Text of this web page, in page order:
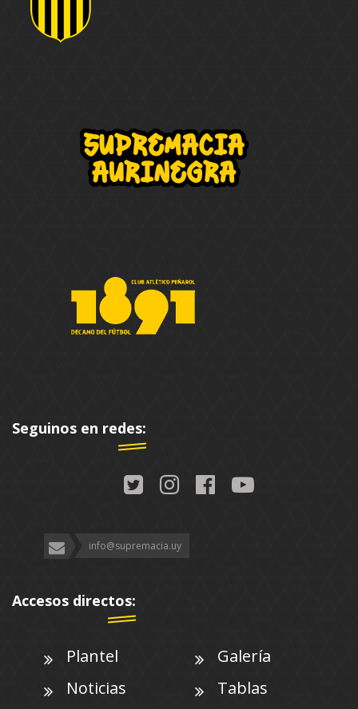
Seguinos en redes:
info@supremacia.uy
Accesos directos:
Plantel
Galería
Noticias
Tablas